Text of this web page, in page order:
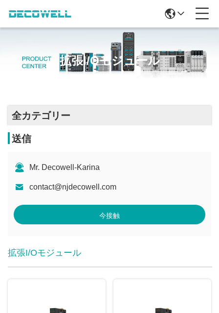
拡張I/Oモジュール
全カテゴリー
送信
Mr. Decowell-Karina
contact@njdecowell.com
今接触
拡張I/Oモジュール